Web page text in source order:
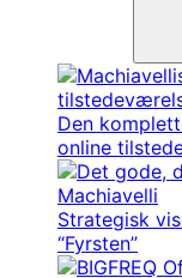
Den
online
Strategisk
“Fyrsten”